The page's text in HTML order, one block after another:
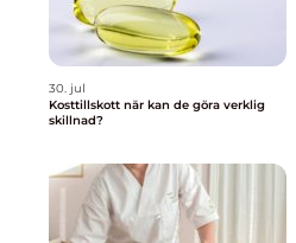
30. jul
Kosttillskott när kan de göra verklig
skillnad?